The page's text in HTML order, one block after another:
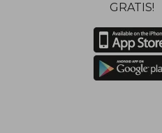
GRATIS!